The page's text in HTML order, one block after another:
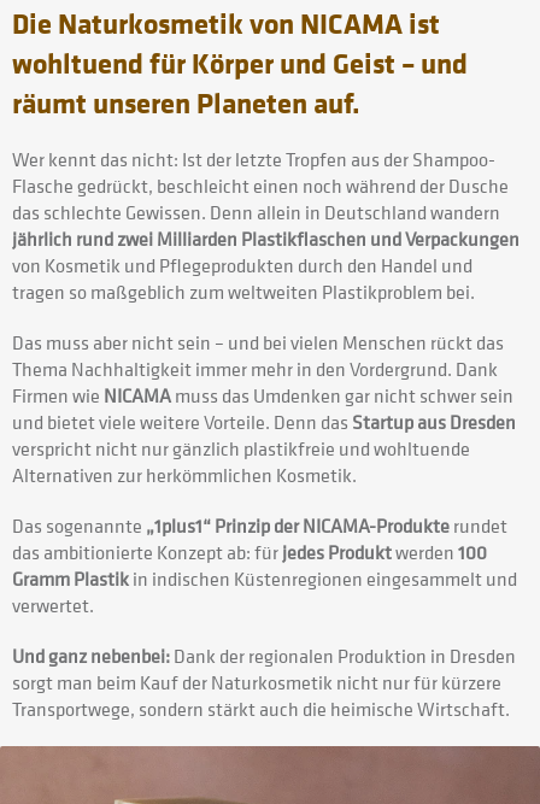
Die Naturkosmetik von NICAMA ist
wohltuend für Körper und Geist – und
räumt unseren Planeten auf.
Wer kennt das nicht: Ist der letzte Tropfen aus der Shampoo-
Flasche gedrückt, beschleicht einen noch während der Dusche
das schlechte Gewissen. Denn allein in Deutschland wandern
jährlich rund zwei Milliarden Plastikflaschen und Verpackungen
von Kosmetik und Pflegeprodukten durch den Handel und
tragen so maßgeblich zum weltweiten Plastikproblem bei.
Das muss aber nicht sein – und bei vielen Menschen rückt das
Thema Nachhaltigkeit immer mehr in den Vordergrund. Dank
Firmen wie NICAMAmuss das Umdenken gar nicht schwer sein
und bietet viele weitere Vorteile. Denn das Startup aus Dresden
verspricht nicht nur gänzlich plastikfreie und wohltuende
Alternativen zur herkömmlichen Kosmetik.
Das sogenannte „1plus1“ Prinzip der NICAMA-Produkterundet
das ambitionierte Konzept ab: fürjedes Produktwerden100
Gramm Plastikin indischen Küstenregionen eingesammelt und
verwertet.
Und ganz nebenbei:Dank der regionalen Produktion in Dresden
sorgt man beim Kauf der Naturkosmetik nicht nur für kürzere
Transportwege, sondern stärkt auch die heimische Wirtschaft.